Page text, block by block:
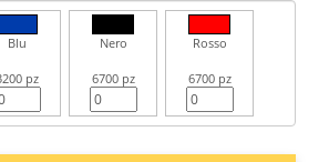
Blu
pz
Nero
6700 pz
Rosso
6700 pz